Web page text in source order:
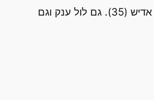
אני גם מצביע לחתול אדיש (35). גם לול ענק וגם